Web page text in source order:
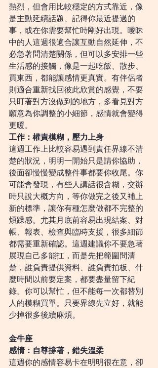
熱烈，但會用比較穩定的方式靠近，像
是主動延續話題、記得你最近提過的
事，或在你需要幫忙時剛好出現。曖昧
中的人這週很適合讓互動自然延伸，不
必急著問清楚關係，但可以多安排一些
生活感的接觸，像是一起吃飯、散步、
買東西，都能讓感情更真實。有伴侶者
則適合重新找回彼此欣賞的感覺，不要
只盯著對方沒做到的地方，多看見對方
願意為你調整的小細節，感情就會變得
更暖。
工作：權責模糊，壓力上身
這週工作上比較容易遇到責任界線不清
楚的狀況，明明一開始只是請你協助，
後面卻慢慢變成整件事都要你收尾。你
可能會發現，有些人講話很含糊，交辦
時只說大概方向，等你做完之後又補上
新的標準，讓你有種怎麼做都不完整的
煩躁感。尤其月底前容易出現結案、對
帳、報表、檢查與臨時支援，很多細節
都需要重新確認。這週建議你不要急著
展現自己多能扛，而是先把範圍問清
楚，誰負責提供資料、誰負責拍板、什
麼時間以前要定案，都要盡量留下紀
錄。你可以幫忙，但不能每一次都替別
人的模糊買單。只要界線先立好，就能
少掉很多後續麻煩。
金牛座
感情：自尊撐著，錯失溫柔
這週你的感情容易卡在明明很在意，卻